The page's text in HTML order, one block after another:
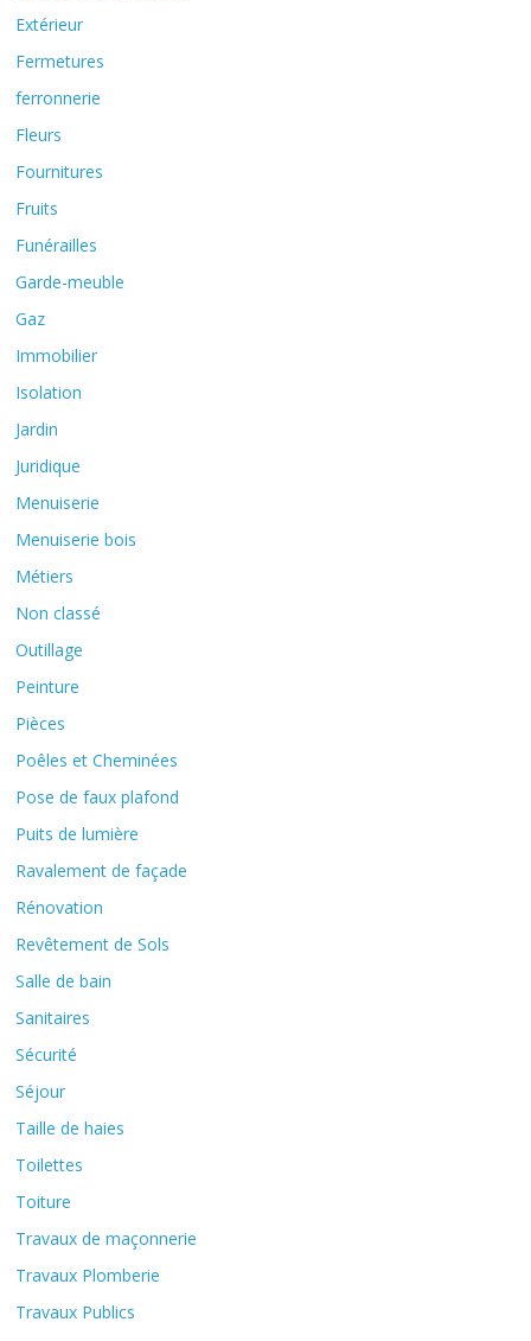
Extérieur
Fermetures
ferronnerie
Fleurs
Fournitures
Fruits
Funérailles
Garde-meuble
Gaz
Immobilier
Isolation
Jardin
Juridique
Menuiserie
Menuiserie bois
Métiers
Non classé
Outillage
Peinture
Pièces
Poêles et Cheminées
Pose de faux plafond
Puits de lumière
Ravalement de façade
Rénovation
Revêtement de Sols
Salle de bain
Sanitaires
Sécurité
Séjour
Taille de haies
Toilettes
Toiture
Travaux de maçonnerie
Travaux Plomberie
Travaux Publics